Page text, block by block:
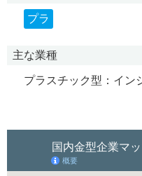
プラ
主な業種
プラスチック型：イン